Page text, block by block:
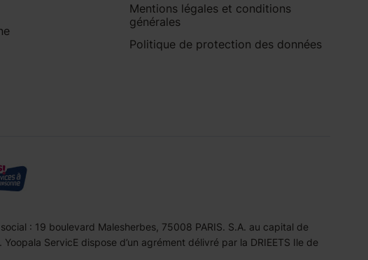
Mentions légales et conditions
générales
Politique de protection des données
: 19 boulevard Malesherbes, 75008 PARIS. S.A. au capital de
ServicE dispose d’un agrément délivré par la DRIEETS Ile de